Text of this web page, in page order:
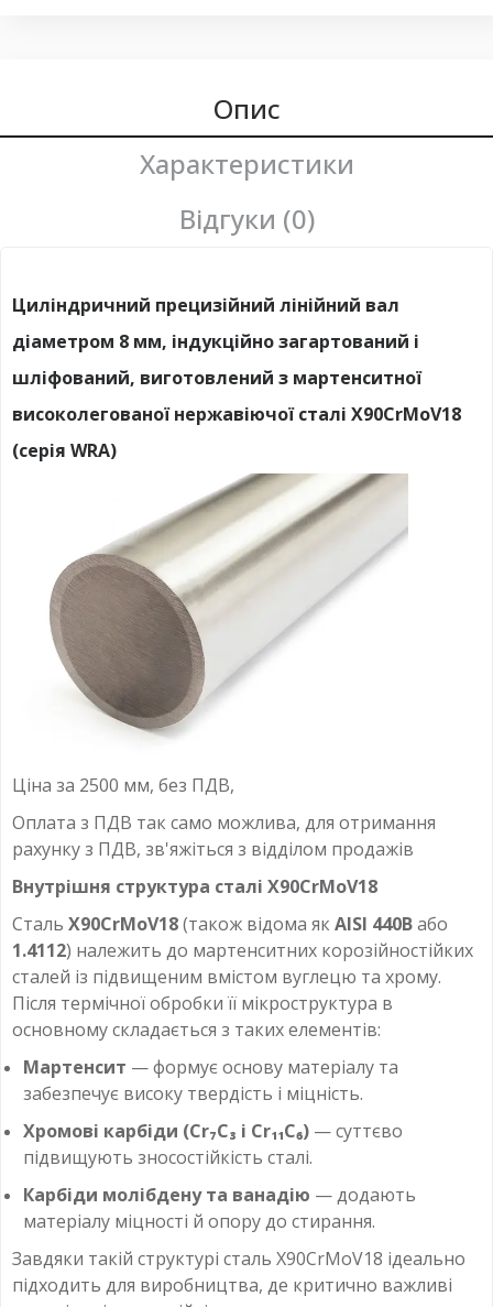
Опис
Характеристики
Відгуки (0)
Циліндричний прецизійний лінійний вал
діаметром 8 мм, індукційно загартований і
шліфований, виготовлений з мартенситної
високолегованої нержавіючої сталі X90CrMoV18
(серія WRA)
Ціна за 2500 мм, без ПДВ,
Оплата з ПДВ так само можлива, для отримання
рахунку з ПДВ, зв'яжіться з відділом продажів
Внутрішня структура сталі X90CrMoV18
Сталь X90CrMoV18(також відома як AISI 440Bабо
1.4112) належить до мартенситних корозійностійких
сталей із підвищеним вмістом вуглецю та хрому.
Після термічної обробки її мікроструктура в
основному складається з таких елементів:
Мартенсит — формує основу матеріалу та
забезпечує високу твердість і міцність.
Хромові карбіди (Cr₇C₃ і Cr₁₁C₆) — суттєво
підвищують зносостійкість сталі.
Карбіди молібдену та ванадію — додають
матеріалу міцності й опору до стирання.
Завдяки такій структурі сталь X90CrMoV18 ідеально
підходить для виробництва, де критично важливі